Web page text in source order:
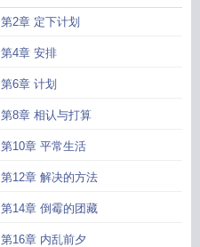
第2章 定下计划
第4章 安排
第6章 计划
第8章 相认与打算
第10章 平常生活
第12章 解决的方法
第14章 倒霉的团藏
第16章 内乱前夕